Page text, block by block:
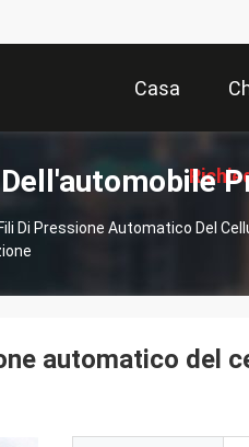
Casa
Di Pressione Automatico Del
automatico del